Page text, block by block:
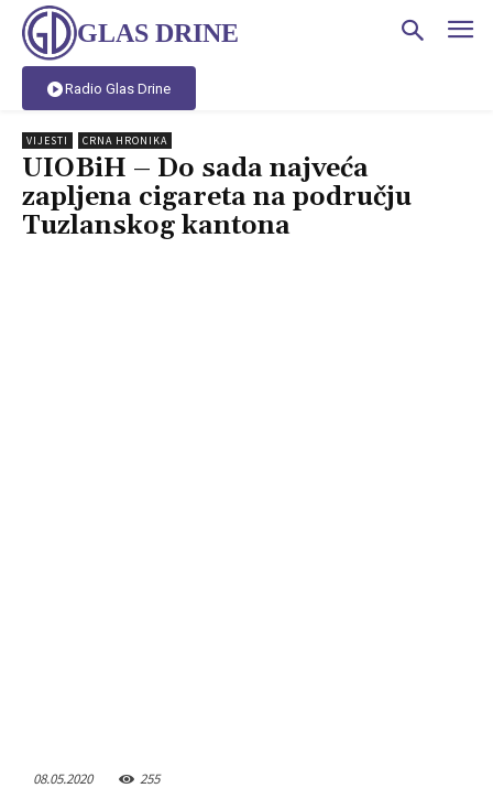
GLAS DRINE
Radio Glas Drine
VIJESTI CRNA HRONIKA
UIOBiH – Do sada najveća
zapljena cigareta na području
Tuzlanskog kantona
08.05.2020 255